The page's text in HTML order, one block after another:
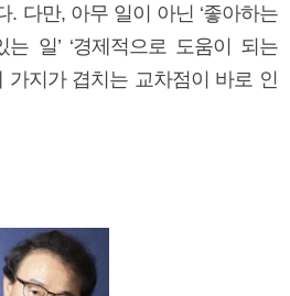
. 다만, 아무 일이 아닌 ‘좋아하는
는 일’ ‘경제적으로 도움이 되는
가지가 겹치는 교차점이 바로 인